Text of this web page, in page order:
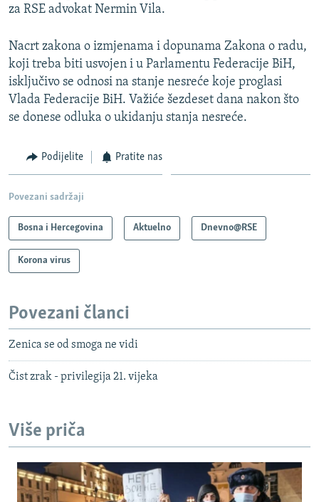
za RSE advokat Nermin Vila.
Nacrt zakona o izmjenama i dopunama Zakona o radu,
koji treba biti usvojen i u Parlamentu Federacije BiH,
isključivo se odnosi na stanje nesreće koje proglasi
Vlada Federacije BiH. Važiće šezdeset dana nakon što
se donese odluka o ukidanju stanja nesreće.
Podijelite Pratite nas
Povezani sadržaji
Bosna i Hercegovina Aktuelno Dnevno@RSE
Korona virus
Povezani članci
Zenica se od smoga ne vidi
Čist zrak - privilegija 21. vijeka
Više priča